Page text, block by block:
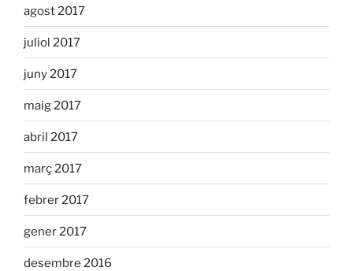
agost 2017
juliol 2017
juny 2017
maig 2017
abril 2017
març 2017
febrer 2017
gener 2017
desembre 2016